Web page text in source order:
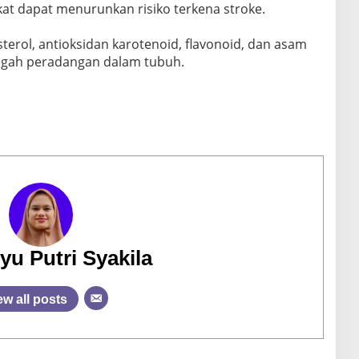
dapat menurunkan risiko terkena stroke.
antioksidan karotenoid, flavonoid, dan asam
peradangan dalam tubuh.
Putri Syakila
all posts